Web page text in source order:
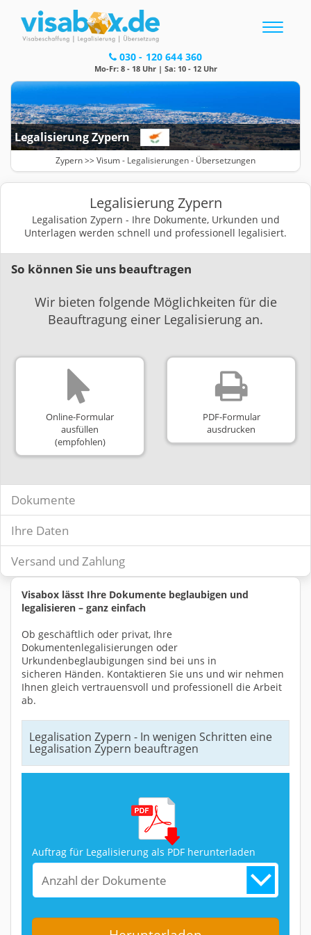
Toggle
030 - 120 644 360
Mo-Fr: 8 - 18 Uhr | Sa: 10 - 12 Uhr
Legalisierung Zypern
Zypern >> Visum- Legalisierungen- Übersetzungen
Legalisierung Zypern
Legalisation Zypern - Ihre Dokumente, Urkunden und
Unterlagen werden schnell und professionell legalisiert.
So können Sie uns beauftragen
Wir bieten folgende Möglichkeiten für die
Beauftragung einer Legalisierung an.
Online-Formular
ausfüllen
(empfohlen)
PDF-Formular
ausdrucken
Dokumente
Ihre Daten
Versand und Zahlung
Visabox lässt Ihre Dokumente beglaubigen und
legalisieren – ganz einfach
Ob geschäftlich oder privat, Ihre
Dokumentenlegalisierungen oder
Urkundenbeglaubigungen sind bei uns in
sicheren Händen. Kontaktieren Sie uns und wir nehmen
Ihnen gleich vertrauensvoll und professionell die Arbeit
ab.
Legalisation Zypern - In wenigen Schritten eine
Legalisation Zypern beauftragen
Auftrag für Legalisierung als PDF herunterladen
Anzahl der Dokumente